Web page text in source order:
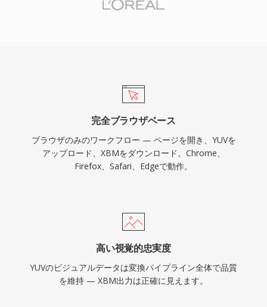
完全ブラウザベース
ブラウザのみのワークフロー — ページを開き、YUVを
アップロード、XBMをダウンロード。Chrome、
Firefox、Safari、Edgeで動作。
高い視覚的忠実度
YUVのビジュアルデータは変換パイプライン全体で品質
を維持 — XBM出力は正確に見えます。